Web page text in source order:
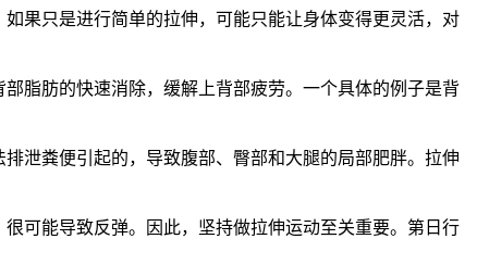
果只是进行简单的拉伸，可能只能让身体变得更灵活，对
脂肪的快速消除，缓解上背部疲劳。一个具体的例子是背
泄粪便引起的，导致腹部、臀部和大腿的局部肥胖。拉伸
可能导致反弹。因此，坚持做拉伸运动至关重要。第日行